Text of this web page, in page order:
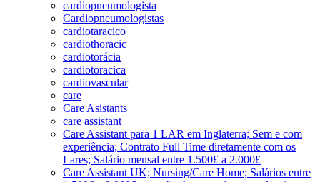
cardiopneumologista
Cardiopneumologistas
cardiotaracico
cardiothoracic
cardiotorácia
cardiotoracica
cardiovascular
care
Care Asistants
care assistant
Care Assistant para 1 LAR em Inglaterra; Sem e com
experiência; Contrato Full Time diretamente com os
Lares; Salário mensal entre 1.500£ a 2.000£
Care Assistant UK; Nursing/Care Home; Salários entre